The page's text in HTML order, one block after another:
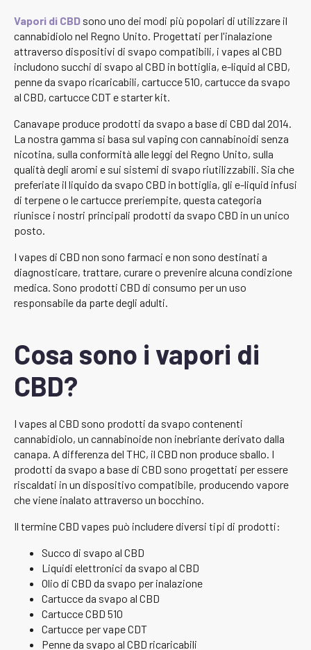
Vapori di CBD sono uno dei modi più popolari di utilizzare il
cannabidiolo nel Regno Unito. Progettati per l'inalazione
attraverso dispositivi di svapo compatibili, i vapes al CBD
includono succhi di svapo al CBD in bottiglia, e-liquid al CBD,
penne da svapo ricaricabili, cartucce 510, cartucce da svapo
al CBD, cartucce CDT e starter kit.
Canavape produce prodotti da svapo a base di CBD dal 2014.
La nostra gamma si basa sul vaping con cannabinoidi senza
nicotina, sulla conformità alle leggi del Regno Unito, sulla
qualità degli aromi e sui sistemi di svapo riutilizzabili. Sia che
preferiate il liquido da svapo CBD in bottiglia, gli e-liquid infusi
di terpene o le cartucce preriempite, questa categoria
riunisce i nostri principali prodotti da svapo CBD in un unico
posto.
I vapes di CBD non sono farmaci e non sono destinati a
diagnosticare, trattare, curare o prevenire alcuna condizione
medica. Sono prodotti CBD di consumo per un uso
responsabile da parte degli adulti.
Cosa sono i vapori di
CBD?
I vapes al CBD sono prodotti da svapo contenenti
cannabidiolo, un cannabinoide non inebriante derivato dalla
canapa. A differenza del THC, il CBD non produce sballo. I
prodotti da svapo a base di CBD sono progettati per essere
riscaldati in un dispositivo compatibile, producendo vapore
che viene inalato attraverso un bocchino.
Il termine CBD vapes può includere diversi tipi di prodotti:
Succo di svapo al CBD
Liquidi elettronici da svapo al CBD
Olio di CBD da svapo per inalazione
Cartucce da svapo al CBD
Cartucce CBD 510
Cartucce per vape CDT
Penne da svapo al CBD ricaricabili